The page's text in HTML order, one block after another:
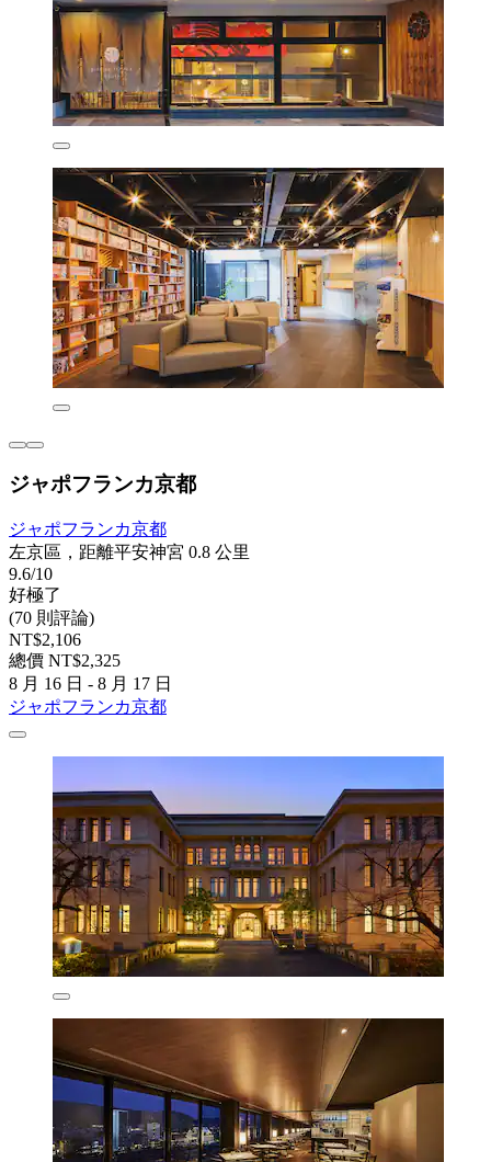
ジャポフランカ京都
ジャポフランカ京都
左京區，距離平安神宮 0.8 公里
9.6/10
好極了
(70 則評論)
NT$2,106
總價 NT$2,325
8 月 16 日 - 8 月 17 日
ジャポフランカ京都